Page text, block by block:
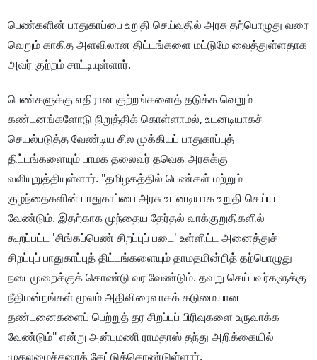
பெண்களின் பாதுகாப்பை உறுதி செய்வதில் அரசு தற்பொழுது வரை
வெறும் காகித அளவிலான திட்டங்களை மட்டுமே வைத்துள்ளதாக
அவர் குற்றம் சாட்டியுள்ளார்.
பெண்களுக்கு எதிரான குற்றங்களைத் தடுக்க வெறும்
கண்டனங்களோடு நிறுத்திக் கொள்ளாமல், உடனடியாகச்
செயல்படுத்த வேண்டிய சில முக்கியப் பாதுகாப்புத்
திட்டங்களையும் பாமக தலைவர் தவெக அரசுக்கு
வலியுறுத்தியுள்ளார். "தமிழகத்தில் பெண்கள் மற்றும்
குழந்தைகளின் பாதுகாப்பை அரசு உடனடியாக உறுதி செய்ய
வேண்டும். இதற்காக முந்தைய தேர்தல் வாக்குறுதிகளில்
கூறப்பட்ட 'சிங்கப்பெண் சிறப்புப் படை' உள்ளிட்ட அனைத்துச்
சிறப்புப் பாதுகாப்புத் திட்டங்களையும் தாமதமின்றித் தற்பொழுது
நடைமுறைக்குக் கொண்டு வர வேண்டும். தவறு செய்பவர்களுக்கு
நீதிமன்றங்கள் மூலம் அதிவிரைவாகக் கடுமையான
தண்டனைகளைப் பெற்றுத் தர சிறப்புப் பிரிவுகளை உருவாக்க
வேண்டும்" என்று அன்புமணி ராமதாஸ் தந்து அறிக்கையில்
முதலமைச்சரைக் கேட்டுக்கொண்டுள்ளார்.